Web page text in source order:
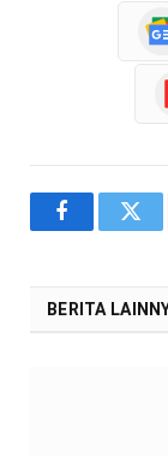
Facebook
BERITA